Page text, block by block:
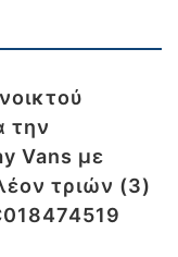
την
Vans με
τριών (3)